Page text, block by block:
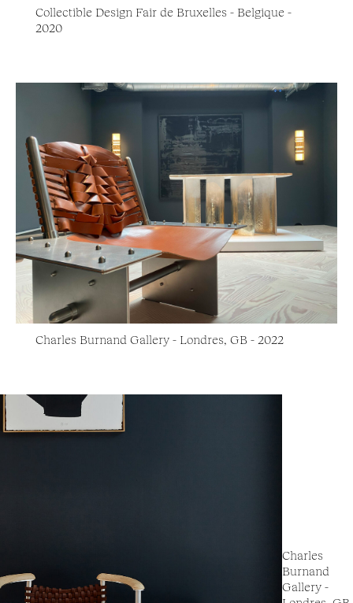
Collectible Design Fair de Bruxelles - Belgique -
2020
Charles Burnand Gallery - Londres, GB - 2022
Charles
Burnand
Gallery -